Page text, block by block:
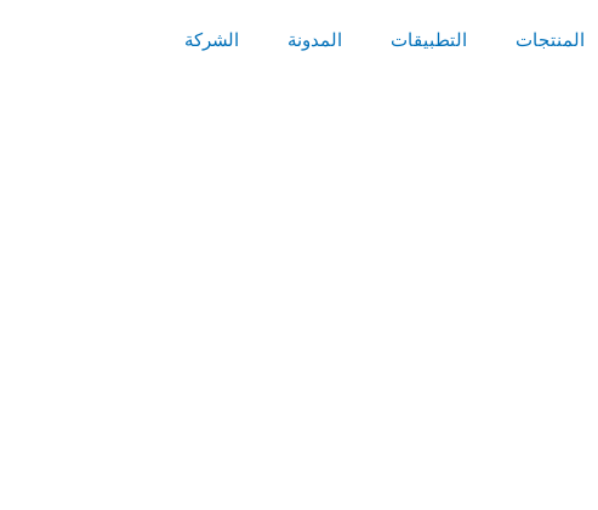
المنتجات التطبيقات المدونة الشركة